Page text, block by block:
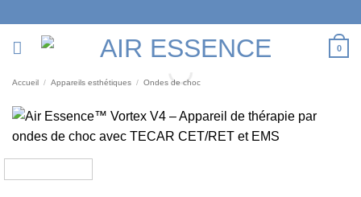
contenu
0
Accueil / Appareils esthétiques / Ondes de choc